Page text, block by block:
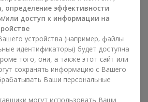
корзины —
подарок к любому
празднику
подарок, но времени в
вас отличное проверенное решение:
корзины. Подарочная
угощениями к празднику, фруктами,
даже алкогольными напитками
определение эффективности
или доступ к информации на
устройства (например, файлы
идентификаторы) будет доступна
того, они, а также этот сайт или
сохранять информацию с Вашего
Ваши персональные
могут использовать Ваши